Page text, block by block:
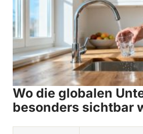
Wo die globalen
besonders sichtbar